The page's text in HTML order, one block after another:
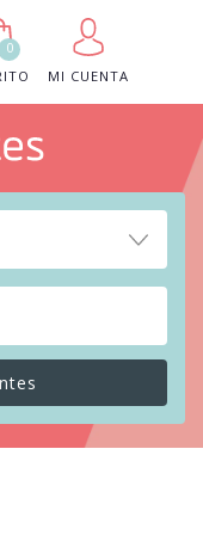
0
MI CUENTA